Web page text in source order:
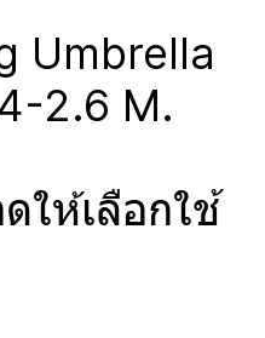
Umbrella
2.6 M.
ให้เลือกใช้